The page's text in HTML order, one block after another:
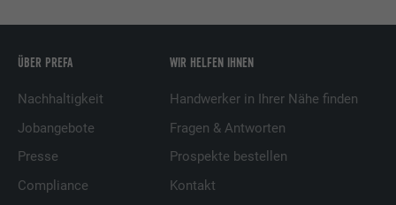
ÜBER PREFA
Nachhaltigkeit
Jobangebote
Presse
Compliance
WIR HELFEN IHNEN
Handwerker in Ihrer Nähe finden
Fragen & Antworten
Prospekte bestellen
Kontakt
Name UserMatchHistory
Anbieter
Wird verwendet, um Besucher auf